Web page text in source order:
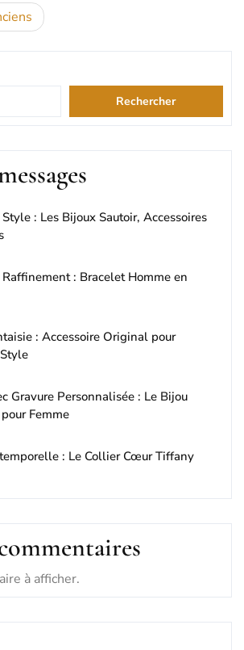
Rechercher
: Les Bijoux Sautoir, Accessoires
: Bracelet Homme en
: Accessoire Original pour
Gravure Personnalisée : Le Bijou
Femme
: Le Collier Cœur Tiffany
à afficher.